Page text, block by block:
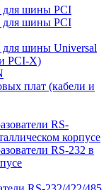
для шины PCI
для шины PCI
шины Universal
PCI-X)
плат (кабели и
RS-
корпусе
RS-232 в